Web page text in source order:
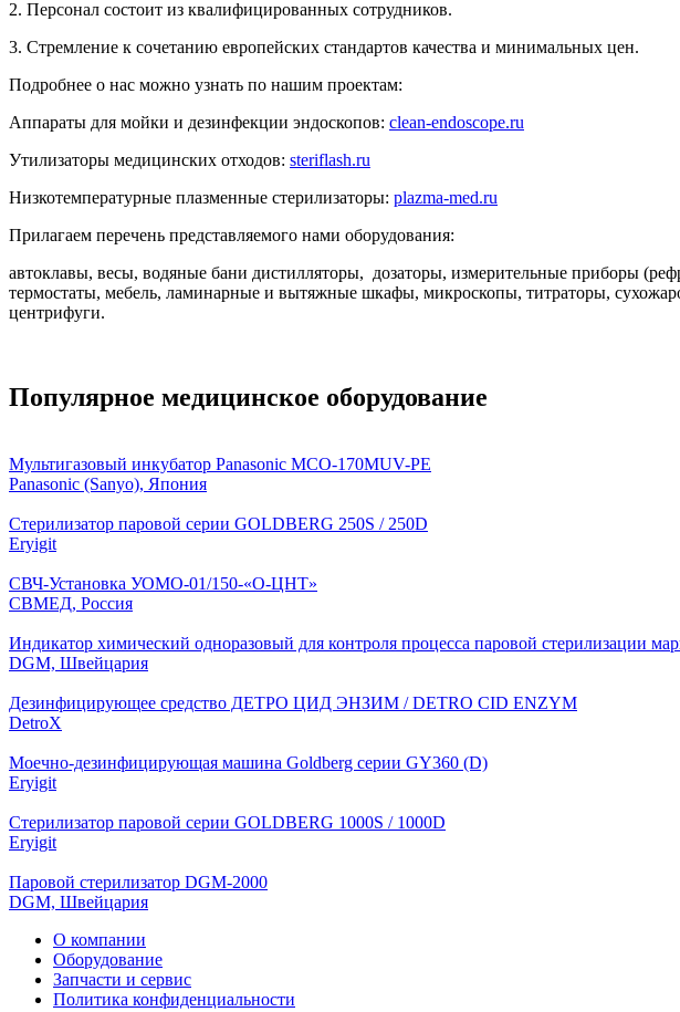
2. Персонал состоит из квалифицированных сотрудников.
3. Стремление к сочетанию европейских стандартов качества и минимальных цен.
Подробнее о нас можно узнать по нашим проектам:
Аппараты для мойки и дезинфекции эндоскопов: clean-endoscope.ru
Утилизаторы медицинских отходов: steriflash.ru
Низкотемпературные плазменные стерилизаторы: plazma-med.ru
Прилагаем перечень представляемого нами оборудования:
автоклавы, весы, водяные бани дистилляторы, дозаторы, измерительные приборы
термостаты, мебель, ламинарные и вытяжные шкафы, микроскопы, титраторы,
центрифуги.
Популярное медицинское оборудование
Мультигазовый инкубатор Panasonic MCO-170MUV-PE
Panasonic (Sanyo), Япония
Стерилизатор паровой серии GOLDBERG 250S / 250D
Eryigit
СВЧ-Установка УОМО-01/150-«О-ЦНТ»
СВМЕД, Россия
Индикатор химический одноразовый для контроля процесса паровой стерилизации
DGM, Швейцария
Дезинфицирующее средство ДЕТРО ЦИД ЭНЗИМ / DETRO CID ENZYM
DetroX
Моечно-дезинфицирующая машина Goldberg серии GY360 (D)
Eryigit
Стерилизатор паровой серии GOLDBERG 1000S / 1000D
Eryigit
Паровой стерилизатор DGM-2000
DGM, Швейцария
О компании
Оборудование
Запчасти и сервис
Политика конфиденциальности